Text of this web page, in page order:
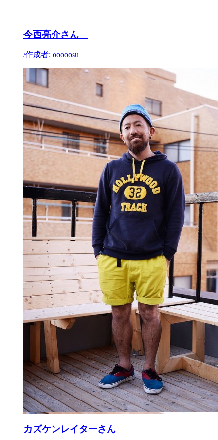
今西亮介さん
/作成者: ooooosu
カズケンレイターさん